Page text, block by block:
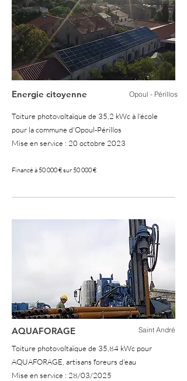
Energie citoyenne Opoul - Périllos
Toiture photovoltaïque de 35,2 kWc à l'école
pour la commune d'Opoul-Périllos
Mise en service : 20 octobre 2023
Financé à 50 000 € sur 50 000 €
AQUAFORAGE Saint André
Toiture photovoltaïque de 35,84 kWc pour
AQUAFORAGE, artisans foreurs d'eau
Mise en service : 28/03/2025